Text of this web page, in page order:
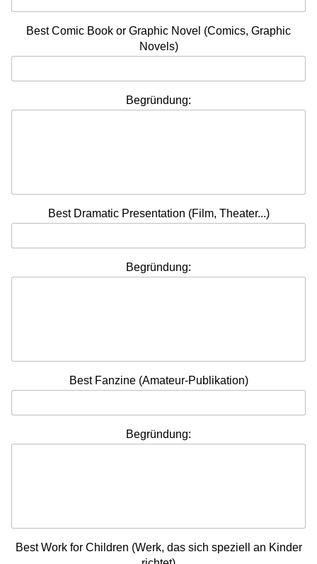
Best Comic Book or Graphic Novel (Comics, Graphic
Novels)
Begründung:
Best Dramatic Presentation (Film, Theater...)
Begründung:
Best Fanzine (Amateur-Publikation)
Begründung:
Best Work for Children (Werk, das sich speziell an Kinder